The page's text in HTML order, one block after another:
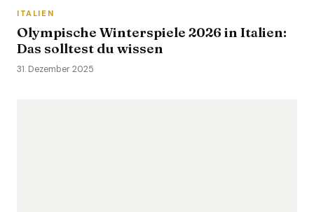
ITALIEN
Olympische Winterspiele 2026 in Italien:
Das solltest du wissen
31. Dezember 2025